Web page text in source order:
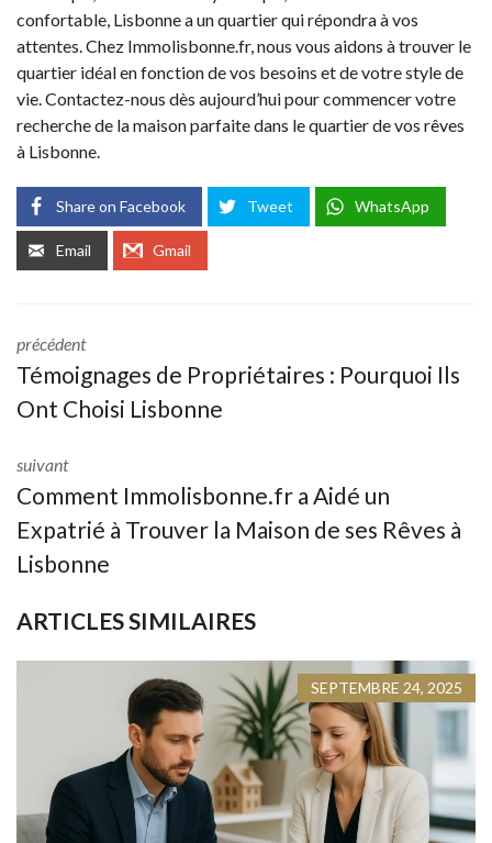
confortable, Lisbonne a un quartier qui répondra à vos
attentes. Chez Immolisbonne.fr, nous vous aidons à trouver le
quartier idéal en fonction de vos besoins et de votre style de
vie.Contactez-nous dès aujourd’hui pour commencer votre
recherche de la maison parfaite dans le quartier de vos rêves
à Lisbonne.
Share on Facebook Tweet WhatsApp
Email Gmail
précédent
Témoignages de Propriétaires : Pourquoi Ils
Ont Choisi Lisbonne
suivant
Comment Immolisbonne.fr a Aidé un
Expatrié à Trouver la Maison de ses Rêves à
Lisbonne
ARTICLES SIMILAIRES
SEPTEMBRE 24, 2025